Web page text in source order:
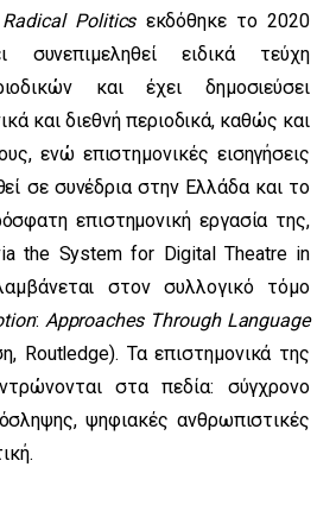
Politicsεκδόθηκε το 2020
ειδικά τεύχη
και έχει δημοσιεύσει
και διεθνή περιοδικά, καθώς και
ενώ επιστημονικές εισηγήσεις
σε συνέδρια στην Ελλάδα και το
επιστημονική εργασία της,
the System for Digital Theatre in
στον συλλογικό τόμο
: Approaches Through Language
Routledge). Τα επιστημονικά της
στα πεδία: σύγχρονο
ψηφιακές ανθρωπιστικές